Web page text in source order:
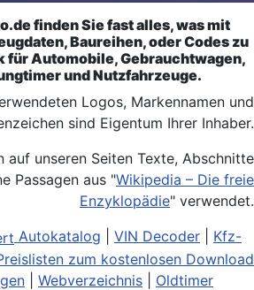
finden Sie fast alles, was mit
Baureihen, oder Codes zu
für Automobile, Gebrauchtwagen,
und Nutzfahrzeuge.
Logos, Markennamen und
sind Eigentum Ihrer Inhaber.
auf unseren Seiten Texte, Abschnitte
Passagen aus "Wikipedia – Die freie
Enzyklopädie" verwendet.
Autokatalog
VIN Decoder
Kfz-
zum kostenlosen Download
Webverzeichnis
Oldtimer